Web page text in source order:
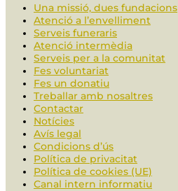
Una missió, dues fundacions
Atenció a l’envelliment
Serveis funeraris
Atenció intermèdia
Serveis per a la comunitat
Fes voluntariat
Fes un donatiu
Treballar amb nosaltres
Contactar
Notícies
Avís legal
Condicions d’ús
Política de privacitat
Política de cookies (UE)
Canal intern informatiu